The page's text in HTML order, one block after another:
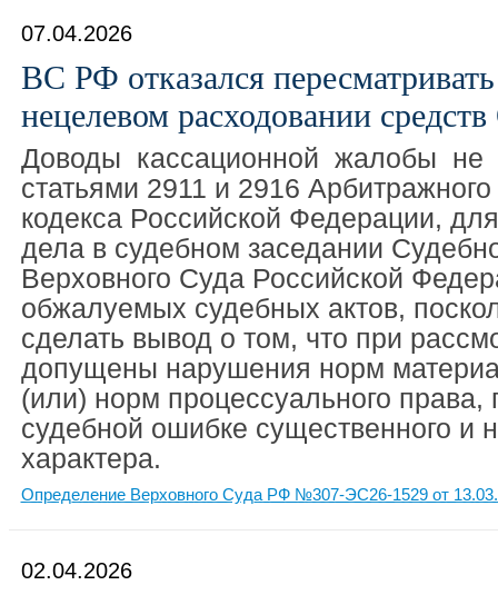
07.04.2026
ВС РФ отказался
нецелевом расходовании
Доводы кассационной жалобы не
статьями 2911 и 2916
кодекса Российской Федерации,
дела в судебном заседании
Верховного Суда Российской
обжалуемых судебных актов,
сделать вывод о том, что при
допущены нарушения норм
(или) норм процессуального права,
судебной ошибке существенного и
характера.
Определение Верховного Суда РФ №307-ЭС26-1529 от
02.04.2026